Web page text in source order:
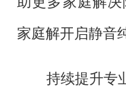
家庭解开启静音
持续提升专